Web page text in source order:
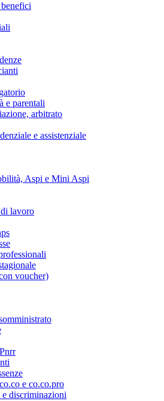
e parentali
arbitrato
e assistenziale
Aspi e Mini Aspi
lavoro
voucher)
e co.co.pro
e discriminazioni